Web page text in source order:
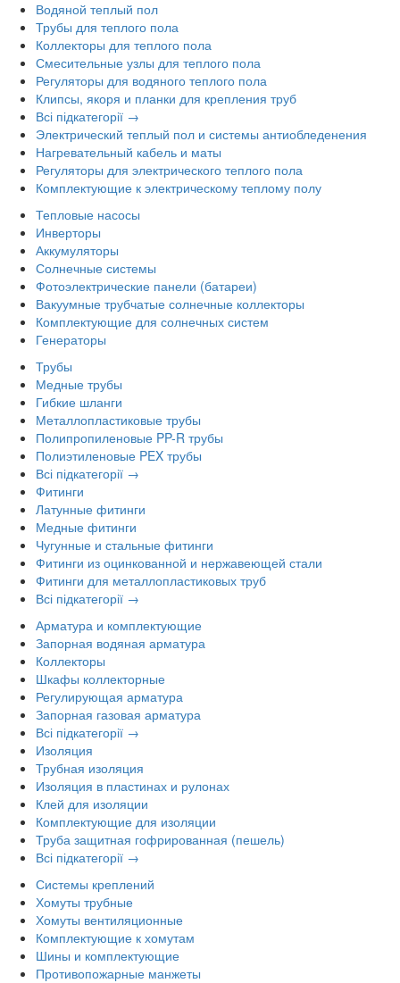
Водяной теплый пол
Трубы для теплого пола
Коллекторы для теплого пола
Смесительные узлы для теплого пола
Регуляторы для водяного теплого пола
Клипсы, якоря и планки для крепления труб
Всі підкатегорії →
Электрический теплый пол и системы антиобледенения
Нагревательный кабель и маты
Регуляторы для электрического теплого пола
Комплектующие к электрическому теплому полу
Тепловые насосы
Инверторы
Аккумуляторы
Солнечные системы
Фотоэлектрические панели (батареи)
Вакуумные трубчатые солнечные коллекторы
Комплектующие для солнечных систем
Генераторы
Трубы
Медные трубы
Гибкие шланги
Металлопластиковые трубы
Полипропиленовые PP-R трубы
Полиэтиленовые PEX трубы
Всі підкатегорії →
Фитинги
Латунные фитинги
Медные фитинги
Чугунные и стальные фитинги
Фитинги из оцинкованной и нержавеющей стали
Фитинги для металлопластиковых труб
Всі підкатегорії →
Арматура и комплектующие
Запорная водяная арматура
Коллекторы
Шкафы коллекторные
Регулирующая арматура
Запорная газовая арматура
Всі підкатегорії →
Изоляция
Трубная изоляция
Изоляция в пластинах и рулонах
Клей для изоляции
Комплектующие для изоляции
Труба защитная гофрированная (пешель)
Всі підкатегорії →
Системы креплений
Хомуты трубные
Хомуты вентиляционные
Комплектующие к хомутам
Шины и комплектующие
Противопожарные манжеты